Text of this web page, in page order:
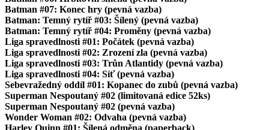
Batman #07: Konec hry (pevná vazba)
Batman: Temný rytíř #03: Šílený (pevná vazba)
Batman: Temný rytíř #04: Proměny (pevná vazba)
Liga spravedlnosti #01: Počátek (pevná vazba)
Liga spravedlnosti #02: Zrození zla (pevná vazba)
Liga spravedlnosti #03: Trůn Atlantidy (pevná vazba)
Liga spravedlnosti #04: Síť (pevná vazba)
Sebevražedný oddíl #01: Kopanec do zubů (pevná vazba)
Superman Nespoutaný #02 (limitovaná edice 52ks)
Superman Nespoutaný #02 (pevná vazba)
Wonder Woman #02: Odvaha (pevná vazba)
Harley Quinn #01: Šílená odměna (paperback)